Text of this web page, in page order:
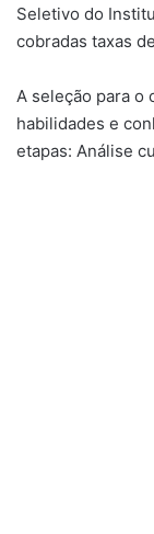
Seletivo do
cobradas taxas
A seleção para o
habilidades e
etapas: Análise